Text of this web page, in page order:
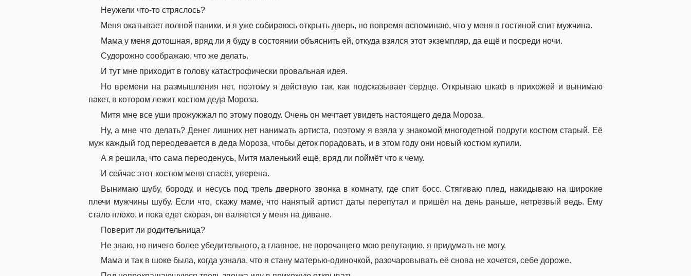
Неужели что-то стряслось?
Меня окатывает волной паники, и я уже собираюсь открыть дверь, но вовремя вспоминаю, что у меня в гостиной спит мужчина.
Мама у меня дотошная, вряд ли я буду в состоянии объяснить ей, откуда взялся этот экземпляр, да ещё и посреди ночи.
Судорожно соображаю, что же делать.
И тут мне приходит в голову катастрофически провальная идея.
Но времени на размышления нет, поэтому я действую так, как подсказывает сердце. Открываю шкаф в прихожей и вынимаю
пакет, в котором лежит костюм деда Мороза.
Митя мне все уши прожужжал по этому поводу. Очень он мечтает увидеть настоящего деда Мороза.
Ну, а мне что делать? Денег лишних нет нанимать артиста, поэтому я взяла у знакомой многодетной подруги костюм старый. Её
муж каждый год переодевается в деда Мороза, чтобы деток порадовать, и в этом году они новый костюм купили.
А я решила, что сама переоденусь, Митя маленький ещё, вряд ли поймёт что к чему.
И сейчас этот костюм меня спасёт, уверена.
Вынимаю шубу, бороду, и несусь под трель дверного звонка в комнату, где спит босс. Стягиваю плед, накидываю на широкие
плечи мужчины шубу. Если что, скажу маме, что нанятый артист даты перепутал и пришёл на день раньше, нетрезвый ведь. Ему
стало плохо, и пока едет скорая, он валяется у меня на диване.
Поверит ли родительница?
Не знаю, но ничего более убедительного, а главное, не порочащего мою репутацию, я придумать не могу.
Мама и так в шоке была, когда узнала, что я стану матерью-одиночкой, разочаровывать её снова не хочется, себе дороже.